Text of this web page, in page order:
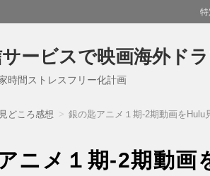
ービスで映画海外ド
時間ストレスフリー化計画
どころ感想 銀の匙アニメ１期-2期動画をHulu
ニメ１期-2期動画